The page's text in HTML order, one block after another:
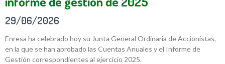
29/06/2026
Enresa ha celebrado hoy su Junta General Ordinaria de Accionistas,
en la que se han aprobado las Cuentas Anuales y el Informe de
Gestión correspondientes al ejercicio 2025.